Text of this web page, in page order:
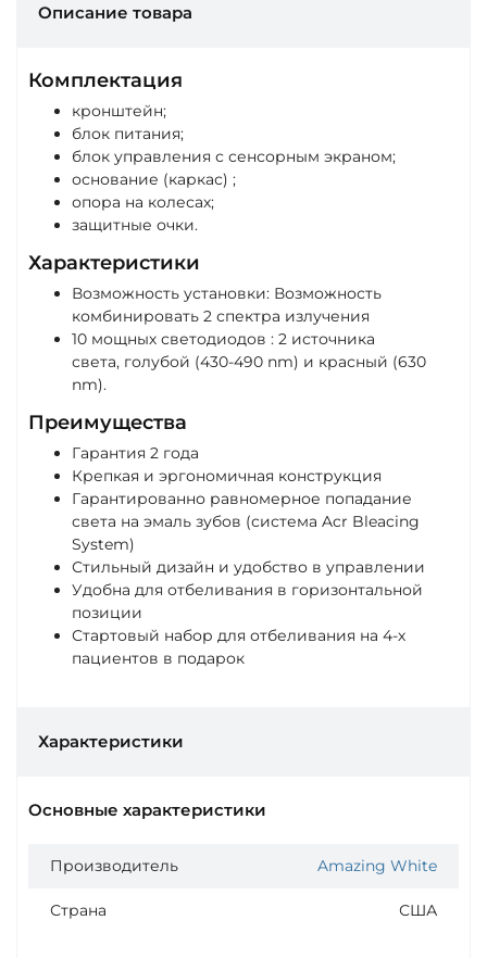
Описание товара
Комплектация
кронштейн;
блок питания;
блок управления с сенсорным экраном;
основание (каркас) ;
опора на колесах;
защитные очки.
Характеристики
Возможность установки: Возможность
комбинировать 2 спектра излучения
10 мощных светодиодов : 2 источника
света, голубой (430-490 nm) и красный (630
nm).
Преимущества
Гарантия 2 года
Крепкая и эргономичная конструкция
Гарантированно равномерное попадание
света на эмаль зубов (система Acr Bleacing
System)
Стильный дизайн и удобство в управлении
Удобна для отбеливания в горизонтальной
позиции
Стартовый набор для отбеливания на 4-х
пациентов в подарок
Характеристики
Основные характеристики
Производитель Amazing White
Страна США